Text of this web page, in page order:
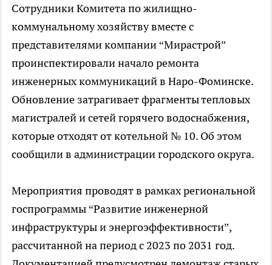
Сотрудники Комитета по жилищно-
коммунальному хозяйству вместе с
представителями компании “Мирастрой”
проинспектировали начало ремонта
инженерных коммуникаций в Наро-Фоминске.
Обновление затрагивает фрагменты тепловых
магистралей и сетей горячего водоснабжения,
которые отходят от котельной № 10. Об этом
сообщили в администрации городского округа.
Мероприятия проводят в рамках региональной
госпрограммы “Развитие инженерной
инфраструктуры и энергоэффективности”,
рассчитанной на период с 2023 по 2031 год.